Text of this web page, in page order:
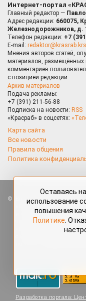
Интернет-портал
Главный редактор —
Адрес редакции: 660075,
Железнодорожников, д.
Телефон редакции: +7
E-mail:
Мнения авторов статей,
материалов, размещённых
комментариев
с позицией редакции.
Архив материалов
Подача рекламы:
+7 (391) 211-56-88
Подписка на новости: RSS
«Красраб» в соцсетях:
Карта сайта
Все новости
Правила общения
Политика
Все права защищены.
«Красраб.ру»
и читателями,
частичное
«Красраб.ру»,
Разработка портала:
Оставаясь
использование
повышения
Политике .